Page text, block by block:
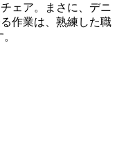
ェア。まさに、デニ
作業は、熟練した職